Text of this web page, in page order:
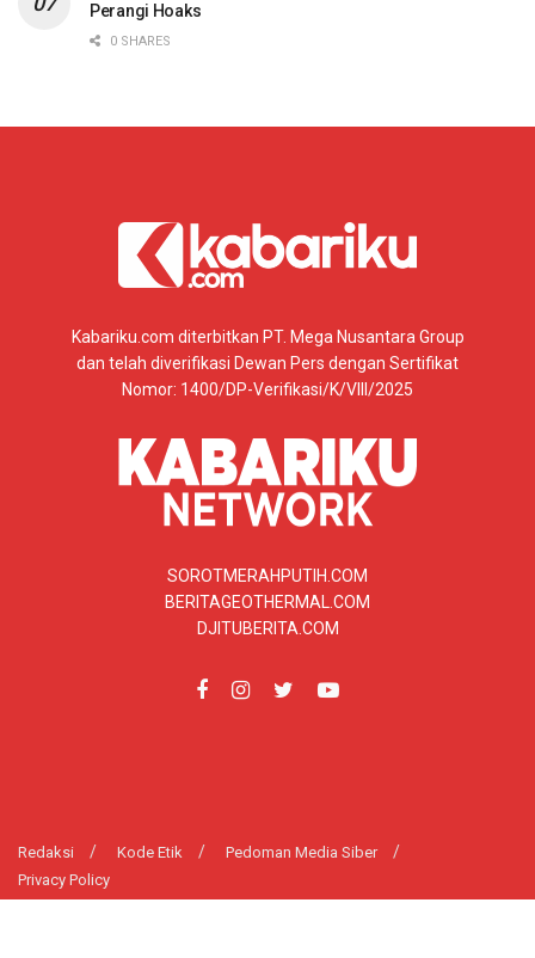
Perangi Hoaks
0 SHARES
Kabariku.com diterbitkan PT. Mega Nusantara Group
dan telah diverifikasi Dewan Pers dengan Sertifikat
Nomor: 1400/DP-Verifikasi/K/VIII/2025
SOROTMERAHPUTIH.COM
BERITAGEOTHERMAL.COM
DJITUBERITA.COM
Redaksi Kode Etik
Pedoman Media Siber
Privacy Policy